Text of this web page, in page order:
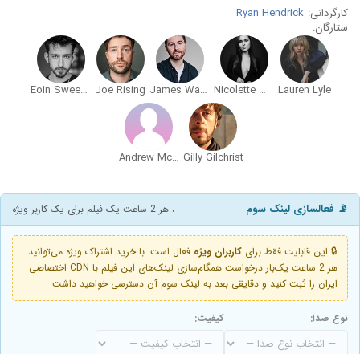
کارگردانی: Ryan Hendrick
ستارگان:
Lauren Lyle
Nicolette McKeown
James Watterson
Joe Rising
Eoin Sweeney
Gilly Gilchrist
Andrew McIntosh
📡 فعالسازی لینک سوم ، هر 2 ساعت یک فیلم برای یک کاربر ویژه
🔒 این قابلیت فقط برای کاربران ویژه فعال است. با خرید اشتراک ویژه می‌توانید
هر 2 ساعت یک‌بار درخواست همگام‌سازی لینک‌های این فیلم با CDN اختصاصی
ایران را ثبت کنید و دقایقی بعد به لینک سوم آن دسترسی خواهید داشت
نوع صدا: کیفیت: